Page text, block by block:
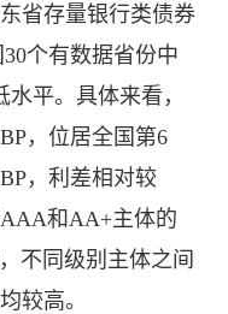
省存量银行类债券
个有数据省份中
平。具体来看，
，位居全国第6
，利差相对较
和AA+主体的
不同级别主体之间
较高。